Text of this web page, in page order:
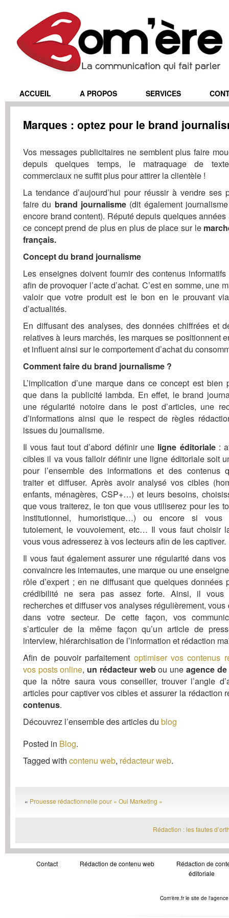
ACCUEIL A PROPOS SERVICES
Marques : optez pour le brand
Vos messages publicitaires ne semblent plus faire
depuis quelques temps, le matraquage de
commerciaux ne suffit plus pour attirer la clientèle !
La tendance d’aujourd’hui pour réussir à vendre ses
faire du brand journalisme (dit également
encore brand content). Réputé depuis quelques
ce concept prend de plus en plus de place sur le
français.
Concept du brand journalisme
Les enseignes doivent fournir des contenus
afin de provoquer l’acte d’achat. C’est en somme, une
valoir que votre produit est le bon en le prouvant
d’actualités.
En diffusant des analyses, des données chiffrées et
relatives à leurs marchés, les marques se positionnent
et influent ainsi sur le comportement d’achat du
Comment faire du brand journalisme ?
L’implication d’une marque dans ce concept est bien
que dans la publicité lambda. En effet, le brand
une régularité notoire dans le post d’articles, une
d’informations ainsi que le respect de règles
issues du journalisme.
Il vous faut tout d’abord définir une ligne éditoriale:
cibles il va vous falloir définir une ligne éditoriale soit
pour l’ensemble des informations et des contenus
traiter et diffuser. Après avoir analysé vos cibles
enfants, ménagères, CSP+…) et leurs besoins,
que vous traiterez, le ton que vous utiliserez pour les
institutionnel, humoristique…) ou encore si vous
tutoiement, le vouvoiement, etc… Il vous faut choisir
vous vous adresserez à vos lecteurs afin de les captiver.
Il vous faut également assurer une régularité dans vos
convaincre les internautes, une marque ou une
rôle d’expert ; en ne diffusant que quelques données
crédibilité ne sera pas assez forte. Ainsi, il vous
recherches et diffuser vos analyses régulièrement,
dans votre secteur. De cette façon, vos
s’articuler de la même façon qu’un article de
interview, hiérarchisation de l’information et rédaction
Afin de pouvoir parfaitement optimiser vos contenus
vos posts online, un rédacteur webou une agence
que la nôtre saura vous conseiller, trouver l’angle
articles pour captiver vos cibles et assurer la rédaction
contenus.
Découvrez l’ensemble des articles du blog
Posted in Blog.
Tagged with contenu web, rédacteur web.
« Prouesse rédactionnelle pour « Oui Marketing »
Rédaction : les fautes
Contact Rédaction de contenu web
Rédaction de
éditoriale
Com'ère.fr le site de